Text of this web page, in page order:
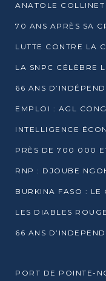
PORT DE POINTE-NOIRE : LE MÔLE